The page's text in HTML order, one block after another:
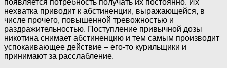
нехватка приводит к абстиненции, выражающейся, в
числе прочего, повышенной тревожностью и
раздражительностью. Поступление привычной дозы
никотина снимает абстиненцию и тем самым производит
успокаивающее действие – его-то курильщики и
принимают за расслабление.